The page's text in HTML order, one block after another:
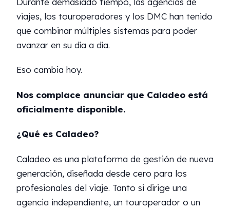
viajes, los touroperadores y los DMC han tenido
que combinar múltiples sistemas para poder
avanzar en su día a día.
Eso cambia hoy.
Nos complace anunciar que Caladeo está
oficialmente disponible.
¿Qué es Caladeo?
Caladeo es una plataforma de gestión de nueva
generación, diseñada desde cero para los
profesionales del viaje. Tanto si dirige una
agencia independiente, un touroperador o un